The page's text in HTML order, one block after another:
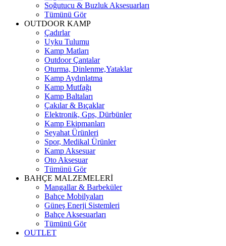
Soğutucu & Buzluk Aksesuarları
Tümünü Gör
OUTDOOR KAMP
Çadırlar
Uyku Tulumu
Kamp Matları
Outdoor Çantalar
Oturma, Dinlenme,Yataklar
Kamp Aydınlatma
Kamp Mutfağı
Kamp Baltaları
Çakılar & Bıçaklar
Elektronik, Gps, Dürbünler
Kamp Ekipmanları
Seyahat Ürünleri
Spor, Medikal Ürünler
Kamp Aksesuar
Oto Aksesuar
Tümünü Gör
BAHÇE MALZEMELERİ
Mangallar & Barbeküler
Bahçe Mobilyaları
Güneş Enerji Sistemleri
Bahçe Aksesuarları
Tümünü Gör
OUTLET